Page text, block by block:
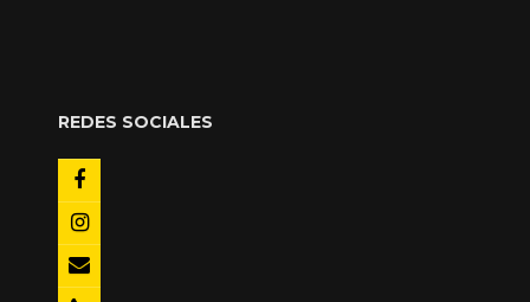
REDES SOCIALES